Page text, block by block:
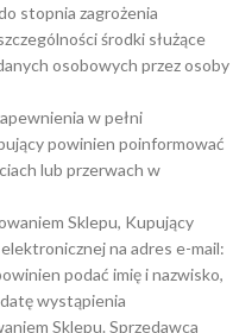
stopnia zagrożenia
środki służące
osobowych przez osoby
w pełni
powinien poinformować
lub przerwach w
Sklepu, Kupujący
na adres e-mail:
podać imię i nazwisko,
wystąpienia
Sklepu. Sprzedawca